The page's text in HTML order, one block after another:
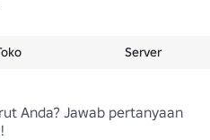
Server
Anda? Jawab pertanyaan